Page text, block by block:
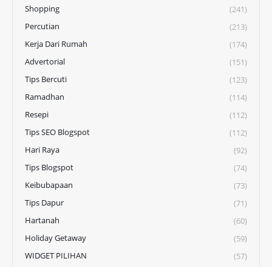
Shopping
(241)
Percutian
(213)
Kerja Dari Rumah
(174)
Advertorial
(151)
Tips Bercuti
(123)
Ramadhan
(114)
Resepi
(112)
Tips SEO Blogspot
(112)
Hari Raya
(92)
Tips Blogspot
(74)
Keibubapaan
(73)
Tips Dapur
(71)
Hartanah
(60)
Holiday Getaway
(59)
WIDGET PILIHAN
(57)